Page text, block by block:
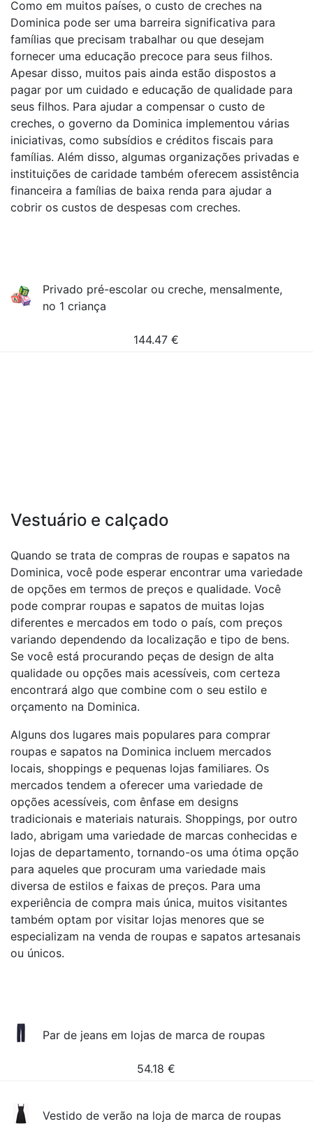
Como em muitos países, o custo de creches na
Dominica pode ser uma barreira significativa para
famílias que precisam trabalhar ou que desejam
fornecer uma educação precoce para seus filhos.
Apesar disso, muitos pais ainda estão dispostos a
pagar por um cuidado e educação de qualidade para
seus filhos. Para ajudar a compensar o custo de
creches, o governo da Dominica implementou várias
iniciativas, como subsídios e créditos fiscais para
famílias. Além disso, algumas organizações privadas e
instituições de caridade também oferecem assistência
financeira a famílias de baixa renda para ajudar a
cobrir os custos de despesas com creches.
Privado pré-escolar ou creche, mensalmente,
no 1 criança
144.47 €
Vestuário e calçado
Quando se trata de compras de roupas e sapatos na
Dominica, você pode esperar encontrar uma variedade
de opções em termos de preços e qualidade. Você
pode comprar roupas e sapatos de muitas lojas
diferentes e mercados em todo o país, com preços
variando dependendo da localização e tipo de bens.
Se você está procurando peças de design de alta
qualidade ou opções mais acessíveis, com certeza
encontrará algo que combine com o seu estilo e
orçamento na Dominica.
Alguns dos lugares mais populares para comprar
roupas e sapatos na Dominica incluem mercados
locais, shoppings e pequenas lojas familiares. Os
mercados tendem a oferecer uma variedade de
opções acessíveis, com ênfase em designs
tradicionais e materiais naturais. Shoppings, por outro
lado, abrigam uma variedade de marcas conhecidas e
lojas de departamento, tornando-os uma ótima opção
para aqueles que procuram uma variedade mais
diversa de estilos e faixas de preços. Para uma
experiência de compra mais única, muitos visitantes
também optam por visitar lojas menores que se
especializam na venda de roupas e sapatos artesanais
ou únicos.
Par de jeans em lojas de marca de roupas
54.18 €
Vestido de verão na loja de marca de roupas